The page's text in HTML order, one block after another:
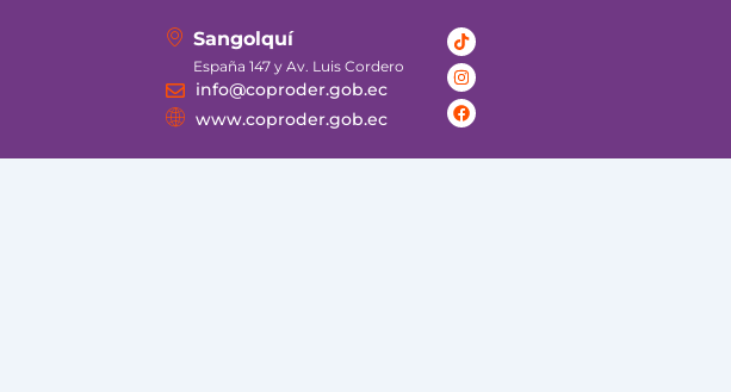
Sangolquí
España 147 y Av. Luis Cordero
info@coproder.gob.ec
www.coproder.gob.ec
Tiktok
Instagram
Facebook